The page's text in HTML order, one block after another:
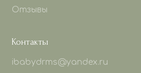
Отзывы
Контакты
ibabydrms@yandex.ru